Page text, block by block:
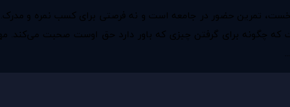
تمرین حضور در جامعه است و نه فرصتی برای کسب نمره و
چگونه برای گرفتن چیزی که باور دارد حق اوست صحبت می‌کند.